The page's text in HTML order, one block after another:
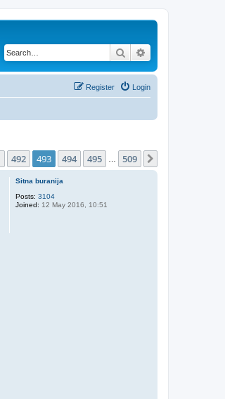
Search
Login
Register
492 493 494 495 509
Sitna buranija
Posts: 3104
Joined: 12 May 2016, 10:51